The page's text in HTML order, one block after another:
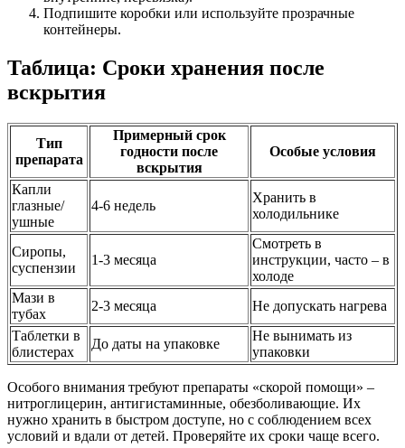
Подпишите коробки или используйте прозрачные
контейнеры.
Таблица: Сроки хранения после
вскрытия
Тип
препарата
Примерный срок
годности после
вскрытия
Особые условия
Капли
глазные/
ушные
4-6 недель
Хранить в
холодильнике
Сиропы,
суспензии
1-3 месяца
Смотреть в
инструкции, часто – в
холоде
Мази в
тубах
2-3 месяца
Не допускать нагрева
Таблетки в
блистерах
До даты на упаковке
Не вынимать из
упаковки
Особого внимания требуют препараты «скорой помощи» –
нитроглицерин, антигистаминные, обезболивающие. Их
нужно хранить в быстром доступе, но с соблюдением всех
условий и вдали от детей. Проверяйте их сроки чаще всего.